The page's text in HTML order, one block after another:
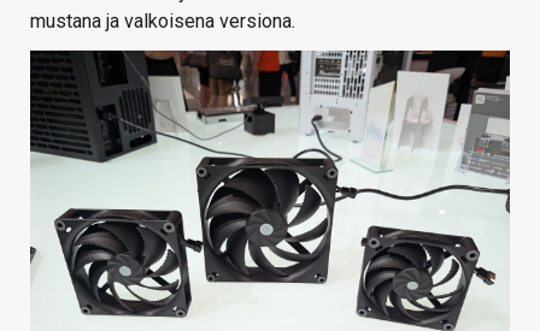
mustana ja valkoisena versiona.